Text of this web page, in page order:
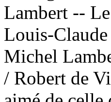
Lambert --
Louis-
Michel
/ Robert de